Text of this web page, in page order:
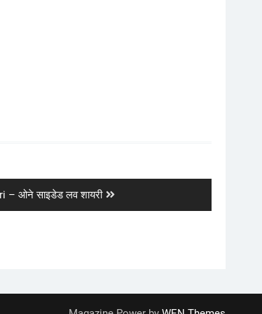
– ओने साइडेड लव शायरी